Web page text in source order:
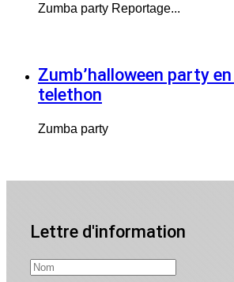
Zumba party Reportage...
Zumb’halloween party
telethon
Zumba party
Lettre d'information